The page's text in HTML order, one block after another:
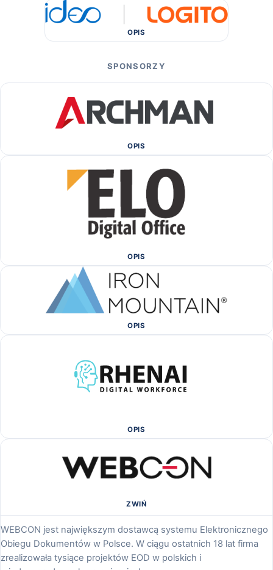
OPIS
SPONSORZY
OPIS
OPIS
OPIS
OPIS
ZWIŃ
WEBCON jest największym dostawcą systemu Elektronicznego
Obiegu Dokumentów w Polsce. W ciągu ostatnich 18 lat firma
zrealizowała tysiące projektów EOD w polskich i